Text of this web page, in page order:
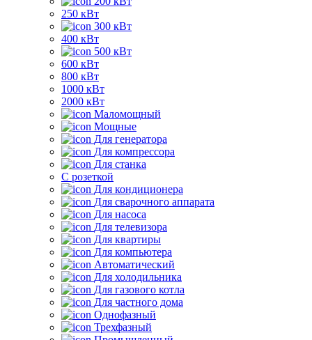
250 кВт
300 кВт
400 кВт
500 кВт
600 кВт
800 кВт
1000 кВт
2000 кВт
Маломощный
Мощные
Для генератора
Для компрессора
Для станка
C розеткой
Для кондиционера
Для сварочного аппарата
Для насоса
Для телевизора
Для квартиры
Для компьютера
Автоматический
Для холодильника
Для газового котла
Для частного дома
Однофазный
Трехфазный